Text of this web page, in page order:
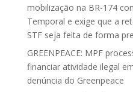
mobilização na BR-174
Temporal e exige que a
STF seja feita de forma
GREENPEACE: MPF
financiar atividade ilegal
denúncia do Greenpeace